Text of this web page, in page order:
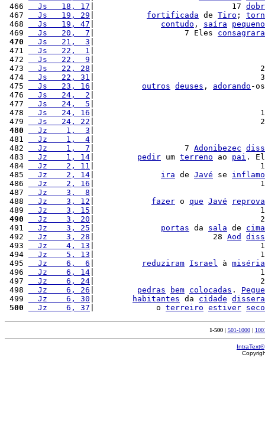
466
  Js   18, 17
|                             17
467
  Js   19, 29
fortificada de Tiro ;
468
  Js   19, 47
contudo , saíra
pequeno
469
  Js   20,  7
|                   7 Eles
470
  Js   21,  3
471
  Js   22,  1
472
  Js   22,  9
473
  Js   22, 28
|
474
  Js   22, 31
|
475
  Js   23, 16
outros deuses , adorando -
476
  Js   24,  2
477
  Js   24,  5
478
  Js   24, 16
|
479
  Js   24, 22
|
480
  Jz    1,  3
481
  Jz    1,  4
482
  Jz    1,  7
|                   7 Adonibezec
483
  Jz    1, 14
pedir um terreno ao pai .
484
  Jz    2, 11
|
485
  Jz    2, 14
ira de Javé se
486
  Jz    2, 16
|
487
  Jz    3,  8
488
  Jz    3, 12
fazer o que Javé
reprova
489
  Jz    3, 15
|
490
  Jz    3, 20
|
491
  Jz    3, 25
portas da sala de cima
492
  Jz    3, 28
|                         28 Aod
493
  Jz    4, 13
|
494
  Jz    5, 13
|
495
  Jz    6,  6
reduziram Israel à miséria
496
  Jz    6, 14
|
497
  Jz    6, 24
|
498
  Jz    6, 26
pedras bem colocadas . Pegue
499
  Jz    6, 30
habitantes da cidade
500
  Jz    6, 37
|             o terreiro estiver seco
1-500| 501-1000|
IntraText®